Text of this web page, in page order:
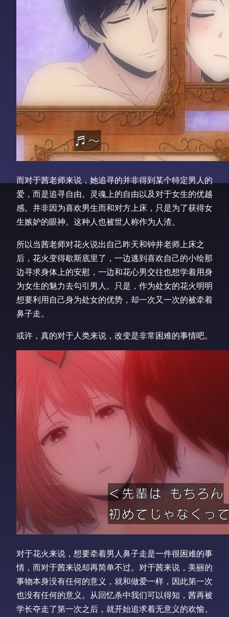
而对于茜老师来说，她追寻的并非得到某个特定男人的
爱，而是追寻自由。灵魂上的自由以及对于女生的优越
感。并非因为喜欢男生而和对方上床，只是为了获得女
生嫉妒的眼神。这种人也被世人称作为人渣。
所以当茜老师对花火说出自己昨天和钟井老师上床之
后，花火变得歇斯底里了，一边逃到喜欢自己的小绘那
边寻求身体上的安慰，一边和花心男交往也想学着用身
为女生的魅力去勾引男人。只是，作为处女的花火明明
想要利用自己身为处女的优势，却一次又一次的被牵着
鼻子走。
或许，真的对于人类来说，改变是非常困难的事情吧。
对于花火来说，想要牵着男人鼻子走是一件很困难的事
情，而对于茜来说却再简单不过。对于茜来说，美丽的
事物本身没有任何的意义，就和做爱一样，因此第一次
也没有任何的意义。从回忆杀中我们可以得知，茜再被
学长夺走了第一次之后，就开始追求着无意义的欢愉。